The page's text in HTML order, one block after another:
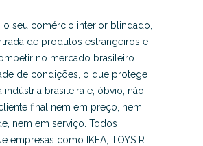
o seu comércio interior blindado,
de produtos estrangeiros e
no mercado brasileiro
de condições, o que protege
indústria brasileira e, óbvio, não
final nem em preço, nem
nem em serviço. Todos
empresas como IKEA, TOYS R